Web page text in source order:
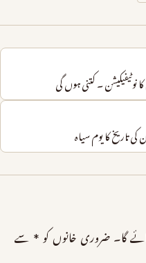
۔ کتنی ہوں گی
گا۔ ضروری خانوں کو * سے